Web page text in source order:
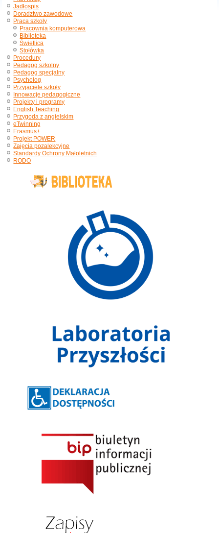
Jadłospis
Doradztwo zawodowe
Praca szkoły
Pracownia komputerowa
Biblioteka
Świetlica
Stołówka
Procedury
Pedagog szkolny
Pedagog specjalny
Psycholog
Przyjaciele szkoły
Innowacje pedagogiczne
Projekty i programy
English Teaching
Przygoda z angielskim
eTwinning
Erasmus+
Projekt POWER
Zajęcia pozalekcyjne
Standardy Ochrony Małoletnich
RODO